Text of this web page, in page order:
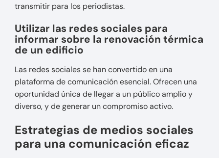
transmitir para los periodistas.
Utilizar las redes sociales para
informar sobre la renovación térmica
de un edificio
Las redes sociales se han convertido en una
plataforma de comunicación esencial. Ofrecen una
oportunidad única de llegar a un público amplio y
diverso, y de generar un compromiso activo.
Estrategias de medios sociales
para una comunicación eficaz